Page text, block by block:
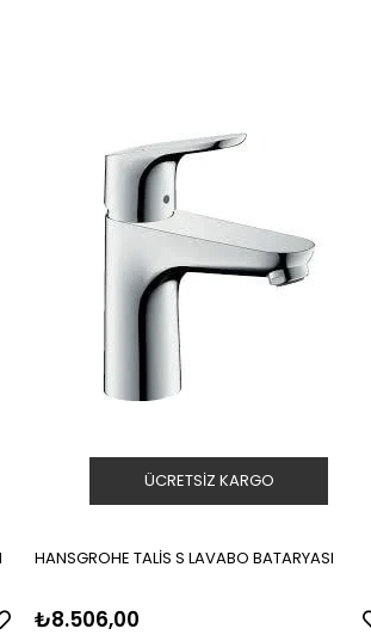
HANSGROHE TALİS S LAVABO BATARYASI
₺8.506,00
ÜCRETSIZ KARGO